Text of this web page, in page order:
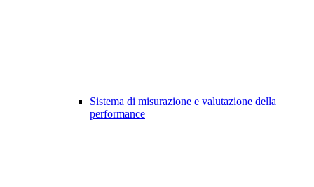
Sistema di misurazione e valutazione della
performance